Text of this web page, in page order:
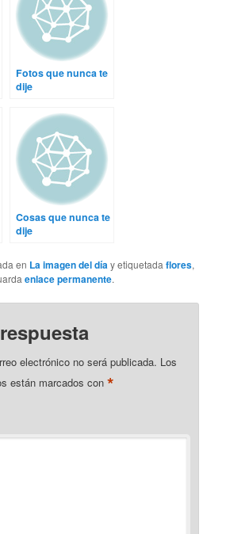
Fotos que nunca te
dije
Cosas que nunca te
dije
en La imagen del díay etiquetadaflores,
enlace permanente.
electrónico no será publicada. Los
están marcados con*